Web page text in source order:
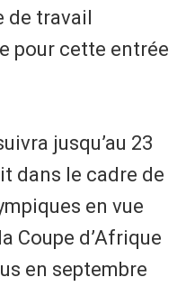
de travail
pour cette entrée
jusqu’au 23
dans le cadre de
en vue
Coupe d’Afrique
en septembre